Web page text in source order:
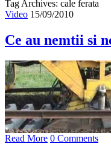
Tag Archives: cale ferata
Video 15/09/2010
Ce au nemtii si
Read More 0 Comments